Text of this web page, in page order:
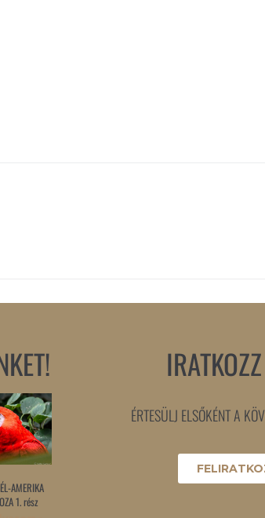
AMERIKA
1. rész
ÉRTESÜLJ ELSŐKÉNT A